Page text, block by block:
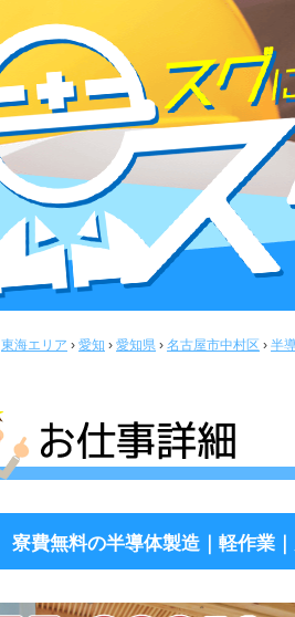
東海エリア › 愛知 › 愛知県 › 名古屋市中村区 › 半
寮費無料の半導体製造｜軽作業